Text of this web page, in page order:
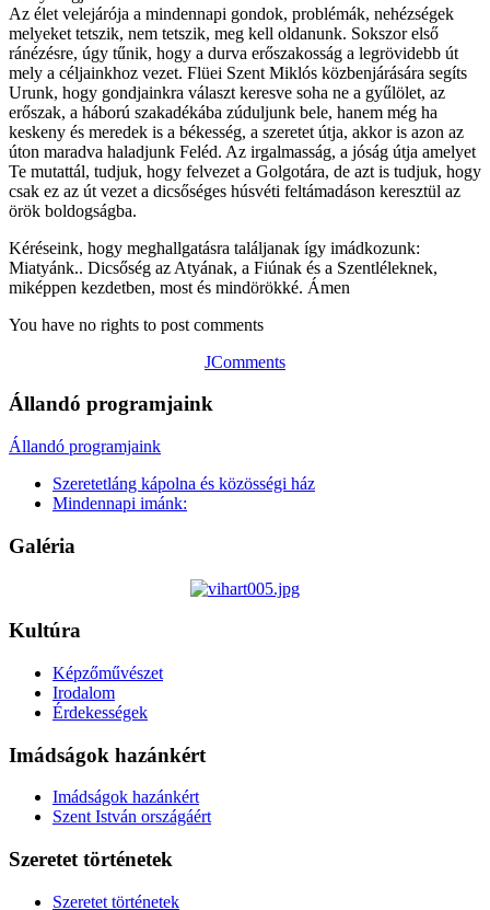
Az élet velejárója a mindennapi gondok, problémák, nehézségek
melyeket tetszik, nem tetszik, meg kell oldanunk. Sokszor első
ránézésre, úgy tűnik, hogy a durva erőszakosság a legrövidebb út
mely a céljainkhoz vezet. Flüei Szent Miklós közbenjárására segíts
Urunk, hogy gondjainkra választ keresve soha ne a gyűlölet, az
erőszak, a háború szakadékába zúduljunk bele, hanem még ha
keskeny és meredek is a békesség, a szeretet útja, akkor is azon az
úton maradva haladjunk Feléd. Az irgalmasság, a jóság útja amelyet
Te mutattál, tudjuk, hogy felvezet a Golgotára, de azt is tudjuk, hogy
csak ez az út vezet a dicsőséges húsvéti feltámadáson keresztül az
örök boldogságba.
Kéréseink, hogy meghallgatásra találjanak így imádkozunk:
Miatyánk.. Dicsőség az Atyának, a Fiúnak és a Szentléleknek,
miképpen kezdetben, most és mindörökké. Ámen
You have no rights to post comments
JComments
Állandó programjaink
Állandó programjaink
Szeretetláng kápolna és közösségi ház
Mindennapi imánk:
Galéria
Kultúra
Képzőművészet
Irodalom
Érdekességek
Imádságok hazánkért
Imádságok hazánkért
Szent István országáért
Szeretet történetek
Szeretet történetek